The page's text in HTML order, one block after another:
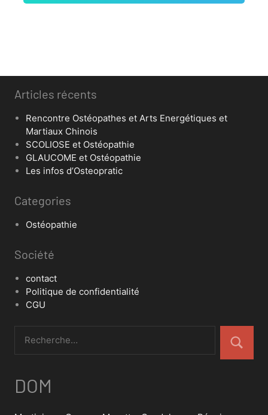
Articles récents
Rencontre Ostéopathes et Arts Energétiques et
Martiaux Chinois
SCOLIOSE et Ostéopathie
GLAUCOME et Ostéopathie
Les infos d’Osteopratic
Categories
Ostéopathie
Société
contact
Politique de confidentialité
CGU
DOM